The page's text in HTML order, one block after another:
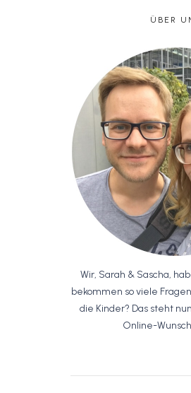
ÜBER
Wir, Sarah & Sascha,
bekommen so viele
die Kinder? Das steht
Online-